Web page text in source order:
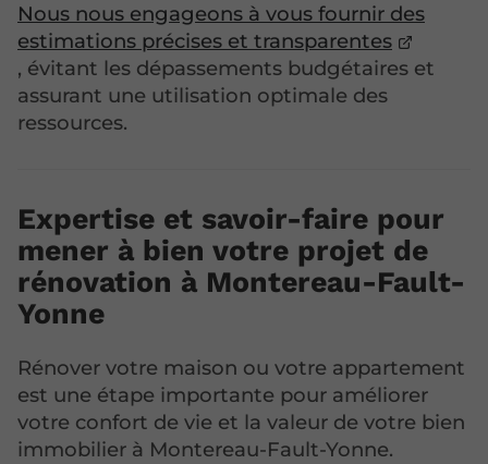
Nous nous engageons à vous fournir des
estimations précises et transparentes
, évitant les dépassements budgétaires et
assurant une utilisation optimale des
ressources.
Expertise et savoir-faire pour
mener à bien votre projet de
rénovation à Montereau-Fault-
Yonne
Rénover votre maison ou votre appartement
est une étape importante pour améliorer
votre confort de vie et la valeur de votre bien
immobilier à Montereau-Fault-Yonne.